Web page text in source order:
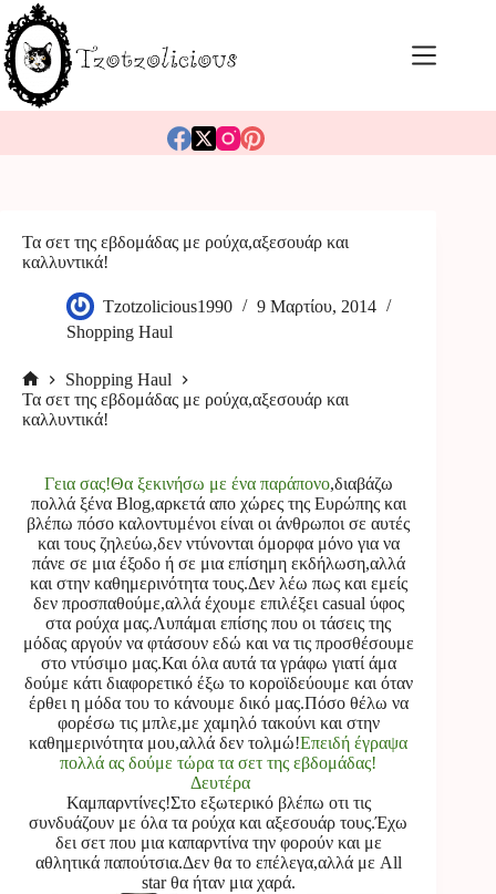
Μετάβαση
στο
περιεχόμενο
Τα σετ της εβδομάδας με ρούχα,αξεσουάρ και
καλλυντικά!
Tzotzolicious1990
9 Μαρτίου, 2014
Shopping Haul
Αρχική
σελίδα
Shopping Haul
Τα σετ της εβδομάδας με ρούχα,αξεσουάρ και
καλλυντικά!
Γεια σας!Θα ξεκινήσω με ένα παράπονο,διαβάζω
πολλά ξένα Blog,αρκετά απο χώρες της Ευρώπης και
βλέπω πόσο καλοντυμένοι είναι οι άνθρωποι σε αυτές
και τους ζηλεύω,δεν ντύνονται όμορφα μόνο για να
πάνε σε μια έξοδο ή σε μια επίσημη εκδήλωση,αλλά
και στην καθημερινότητα τους.Δεν λέω πως και εμείς
δεν προσπαθούμε,αλλά έχουμε επιλέξει casual ύφος
στα ρούχα μας.Λυπάμαι επίσης που οι τάσεις της
μόδας αργούν να φτάσουν εδώ και να τις προσθέσουμε
στο ντύσιμο μας.Και όλα αυτά τα γράφω γιατί άμα
δούμε κάτι διαφορετικό έξω το κοροϊδεύουμε και όταν
έρθει η μόδα του το κάνουμε δικό μας.Πόσο θέλω να
φορέσω τις μπλε,με χαμηλό τακούνι και στην
καθημερινότητα μου,αλλά δεν τολμώ!Επειδή έγραψα
πολλά ας δούμε τώρα τα σετ της εβδομάδας!
Δευτέρα
Καμπαρντίνες!Στο εξωτερικό βλέπω οτι τις
συνδυάζουν με όλα τα ρούχα και αξεσουάρ τους.Έχω
δει σετ που μια καπαρντίνα την φορούν και με
αθλητικά παπούτσια.Δεν θα το επέλεγα,αλλά με All
star θα ήταν μια χαρά.